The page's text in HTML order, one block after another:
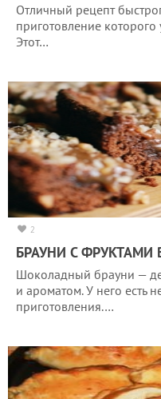
Отличный рецепт
приготовление которого
Этот…
2
БРАУНИ С ФРУКТАМИ
Шоколадный брауни —
и ароматом. У него есть
приготовления.…